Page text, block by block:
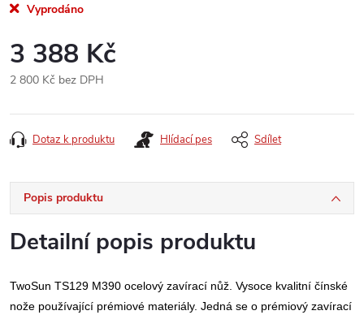
Vyprodáno
3 388 Kč
2 800 Kč bez DPH
cena:
Dotaz k produktu Hlídací pes Sdílet
Popis produktu
Detailní popis produktu
TwoSun TS129 M390 ocelový zavírací nůž. Vysoce kvalitní čínské
nože používající prémiové materiály. Jedná se o prémiový zavírací